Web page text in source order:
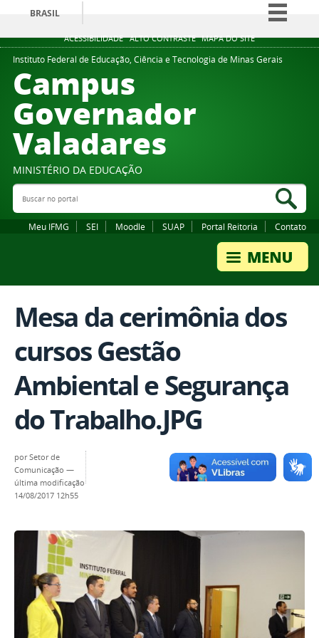
ACESSIBILIDADE ALTO CONTRASTE MAPA DO SITE
BRASIL
Simplifique!
Comunica BR
Instituto Federal de Educação, Ciência e Tecnologia de Minas Gerais
Campus
Governador
Valadares
MINISTÉRIO DA EDUCAÇÃO
Buscar no portal
Meu IFMG SEI Moodle SUAP Portal Reitoria Contato
Mesa da cerimônia dos
cursos Gestão
Ambiental e Segurança
do Trabalho.JPG
porSetor de
Comunicação —
última modificação
14/08/2017 12h55